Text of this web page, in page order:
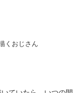
くおじさん